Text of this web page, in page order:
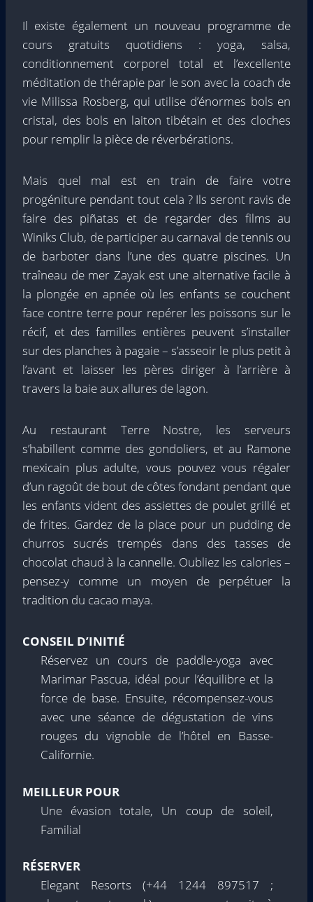
Il existe également un nouveau programme de
cours gratuits quotidiens : yoga, salsa,
conditionnement corporel total et l’excellente
méditation de thérapie par le son avec la coach de
vie Milissa Rosberg, qui utilise d’énormes bols en
cristal, des bols en laiton tibétain et des cloches
pour remplir la pièce de réverbérations.
Mais quel mal est en train de faire votre
progéniture pendant tout cela ? Ils seront ravis de
faire des piñatas et de regarder des films au
Winiks Club, de participer au carnaval de tennis ou
de barboter dans l’une des quatre piscines. Un
traîneau de mer Zayak est une alternative facile à
la plongée en apnée où les enfants se couchent
face contre terre pour repérer les poissons sur le
récif, et des familles entières peuvent s’installer
sur des planches à pagaie – s’asseoir le plus petit à
l’avant et laisser les pères diriger à l’arrière à
travers la baie aux allures de lagon.
Au restaurant Terre Nostre, les serveurs
s’habillent comme des gondoliers, et au Ramone
mexicain plus adulte, vous pouvez vous régaler
d’un ragoût de bout de côtes fondant pendant que
les enfants vident des assiettes de poulet grillé et
de frites. Gardez de la place pour un pudding de
churros sucrés trempés dans des tasses de
chocolat chaud à la cannelle. Oubliez les calories –
pensez-y comme un moyen de perpétuer la
tradition du cacao maya.
CONSEIL D’INITIÉ
Réservez un cours de paddle-yoga avec
Marimar Pascua, idéal pour l’équilibre et la
force de base. Ensuite, récompensez-vous
avec une séance de dégustation de vins
rouges du vignoble de l’hôtel en Basse-
Californie.
MEILLEUR POUR
Une évasion totale, Un coup de soleil,
Familial
RÉSERVER
Elegant Resorts (+44 1244 897517 ;